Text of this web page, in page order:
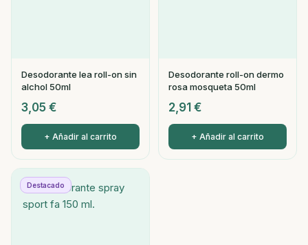
Desodorante lea roll-on sin
alchol 50ml
3,05 €
+ Añadir al carrito
Desodorante roll-on dermo
rosa mosqueta 50ml
2,91 €
+ Añadir al carrito
Destacado